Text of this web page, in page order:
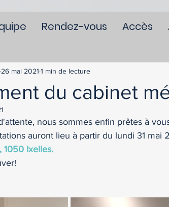
Rendez-vous Accès
du cabinet
26 mai 2021 1 min de lecture
nous sommes enfin prêtes à
auront lieu à partir du lundi 31 mai
1050 Ixelles.